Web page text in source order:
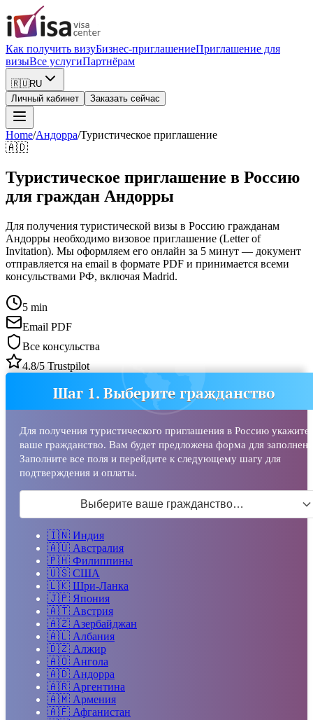
Как получить визуБизнес-приглашениеПриглашение для
визыВсе услугиПартнёрам
🇷🇺RU
Личный кабинет
Заказать сейчас
Home/Андорра/Туристическое приглашение
🇦🇩
Туристическое приглашение в Россию
для граждан Андорры
Для получения туристической визы в Россию гражданам
Андорры необходимо визовое приглашение (Letter of
Invitation). Мы оформляем его онлайн за 5 минут — документ
отправляется на email в формате PDF и принимается всеми
консульствами РФ, включая Madrid.
5 min
Email PDF
Все консульства
4.8/5 Trustpilot
Шаг 1. Выберите гражданство
Для получения туристического приглашения в Россию укажите
ваше гражданство. Вам будет предложена форма для
Заполните все поля и перейдите к следующему шагу для
подтверждения и оплаты.
Выберите ваше гражданство…
🇮🇳 Индия
🇦🇺 Австралия
🇵🇭 Филиппины
🇺🇸 США
🇱🇰 Шри-Ланка
🇯🇵 Япония
🇦🇹 Австрия
🇦🇿 Азербайджан
🇦🇱 Албания
🇩🇿 Алжир
🇦🇴 Ангола
🇦🇩 Андорра
🇦🇷 Аргентина
🇦🇲 Армения
🇦🇫 Афганистан